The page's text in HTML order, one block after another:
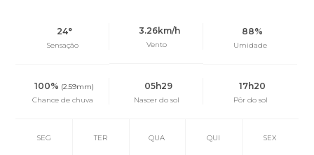
24°
Sensação
3.26km/h
Vento
88%
Umidade
100% (2.59mm)
Chance de chuva
05h29
Nascer do sol
17h20
Pôr do sol
SEG TER QUA QUI SEX